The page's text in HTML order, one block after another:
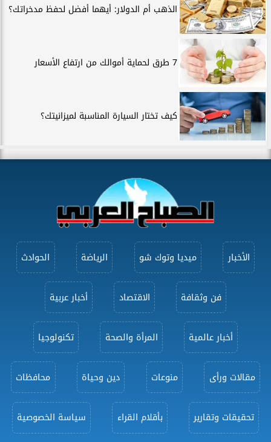
الذهب أم الدولار: أيهما أفضل لحفظ مدخراتك؟
7 طرق لحماية أموالك من ارتفاع الأسعار
كيف تختار السيارة المناسبة لميزانيتك؟
الأخبار ميديا وتوك شو الرياضة الحوادث
فن وثقافة الاقتصاد أخبار عربية
أخبار عالمية المرأة والصحة تكنولوجيا
مقالات ورأى منوعات دين وحياة محافظات
تحقيقات وتقارير بأقلام القراء سياسة الخصوصية